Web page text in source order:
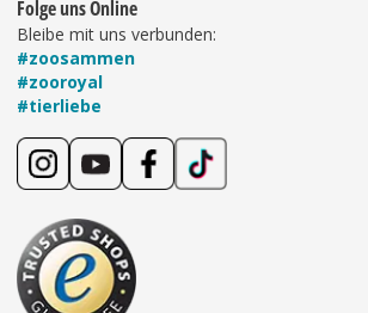
Folge uns Online
Bleibe mit uns verbunden:
#zoosammen
#zooroyal
#tierliebe